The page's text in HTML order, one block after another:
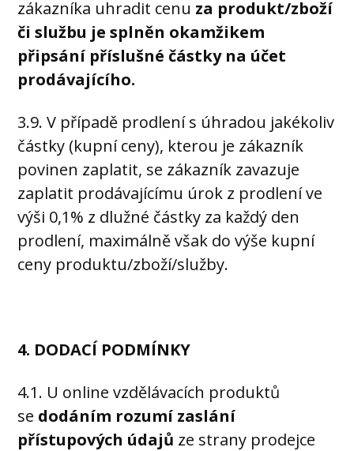
zákazníka uhradit cenu za produkt/zboží
či službu je splněn okamžikem
připsání příslušné částky na účet
prodávajícího.
3.9. V případě prodlení s úhradou jakékoliv
částky (kupní ceny), kterou je zákazník
povinen zaplatit, se zákazník zavazuje
zaplatit prodávajícímu úrok z prodlení ve
výši 0,1% z dlužné částky za každý den
prodlení, maximálně však do výše kupní
ceny produktu/zboží/služby.
4. DODACÍ PODMÍNKY
4.1. U online vzdělávacích produktů
se dodáním rozumí zaslání
přístupových údajů ze strany prodejce